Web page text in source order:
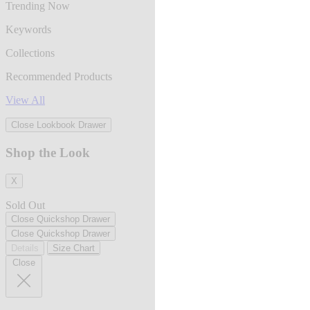
Trending Now
Keywords
Collections
Recommended Products
View All
Close Lookbook Drawer
Shop the Look
X
Sold Out
Close Quickshop Drawer
Close Quickshop Drawer
Size Chart
Close